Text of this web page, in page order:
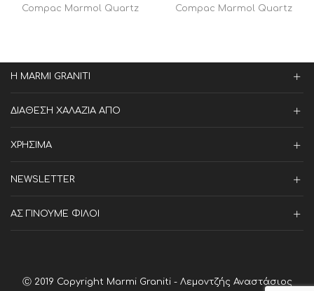
Compac Marmol Quartz Compac Marmol Quartz
Η MARMI GRANITI
ΔΙΑΘΕΣΗ ΧΑΛΑΖΙΑ ΑΠΟ
ΧΡΗΣΙΜΑ
NEWSLETTER
ΑΣ ΓΙΝΟΥΜΕ ΦΙΛΟΙ
Ⓒ 2019 Copyright Marmi Graniti - Λεμοντζής Αναστάσιος